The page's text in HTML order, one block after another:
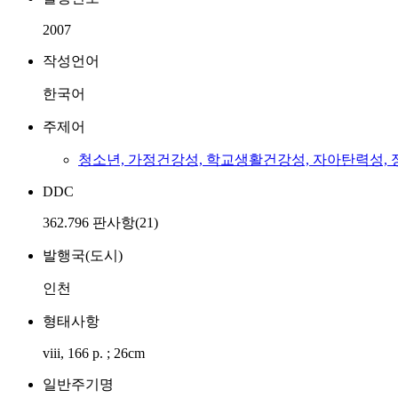
2007
작성언어
한국어
주제어
청소년, 가정건강성, 학교생활건강성, 자아탄력성,
DDC
362.796 판사항(21)
발행국(도시)
인천
형태사항
viii, 166 p. ; 26cm
일반주기명